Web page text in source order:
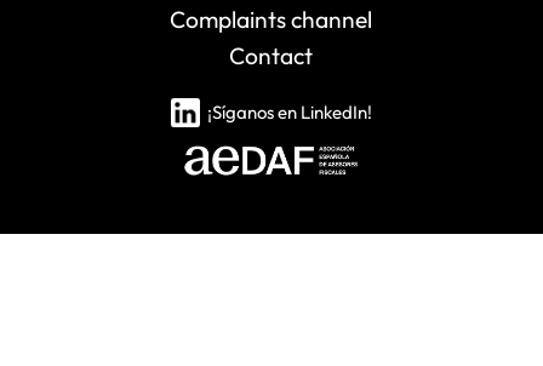
Complaints channel
Contact
¡Síganos en LinkedIn!